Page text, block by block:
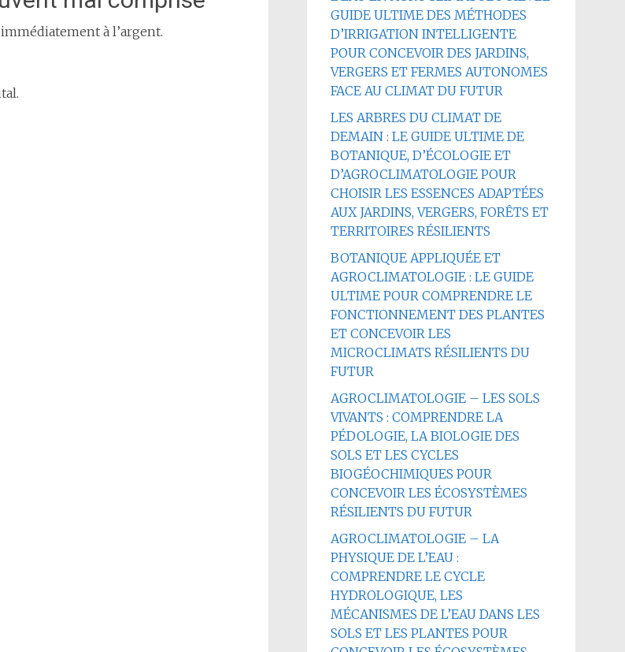
à l’argent.
GUIDE ULTIME DES MÉTHODES
D’IRRIGATION INTELLIGENTE
POUR CONCEVOIR DES JARDINS,
VERGERS ET FERMES AUTONOMES
FACE AU CLIMAT DU FUTUR
LES ARBRES DU CLIMAT DE
DEMAIN : LE GUIDE ULTIME DE
BOTANIQUE, D’ÉCOLOGIE ET
D’AGROCLIMATOLOGIE POUR
CHOISIR LES ESSENCES ADAPTÉES
AUX JARDINS, VERGERS, FORÊTS ET
TERRITOIRES RÉSILIENTS
BOTANIQUE APPLIQUÉE ET
AGROCLIMATOLOGIE : LE GUIDE
ULTIME POUR COMPRENDRE LE
FONCTIONNEMENT DES PLANTES
ET CONCEVOIR LES
MICROCLIMATS RÉSILIENTS DU
FUTUR
AGROCLIMATOLOGIE – LES SOLS
VIVANTS : COMPRENDRE LA
PÉDOLOGIE, LA BIOLOGIE DES
SOLS ET LES CYCLES
BIOGÉOCHIMIQUES POUR
CONCEVOIR LES ÉCOSYSTÈMES
RÉSILIENTS DU FUTUR
AGROCLIMATOLOGIE – LA
PHYSIQUE DE L’EAU :
COMPRENDRE LE CYCLE
HYDROLOGIQUE, LES
MÉCANISMES DE L’EAU DANS LES
SOLS ET LES PLANTES POUR